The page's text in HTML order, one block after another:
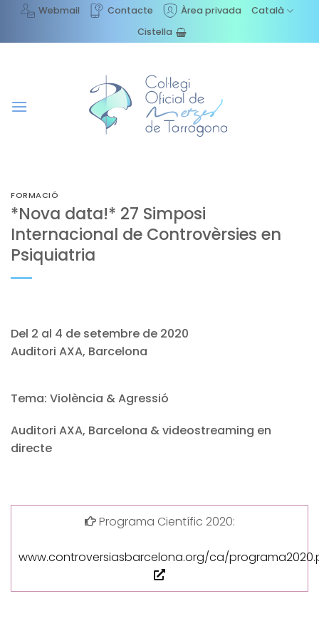
content
Webmail Contacte Àrea privada
Català
Cistella
FORMACIÓ
*Nova data!* 27 Simposi
Internacional de Controvèrsies en
Psiquiatria
Del 2 al 4 de setembre de 2020
Auditori AXA, Barcelona
Tema: Violència & Agressió
Auditori AXA, Barcelona & videostreaming en
directe
Programa Científic 2020:
www.controversiasbarcelona.org/ca/